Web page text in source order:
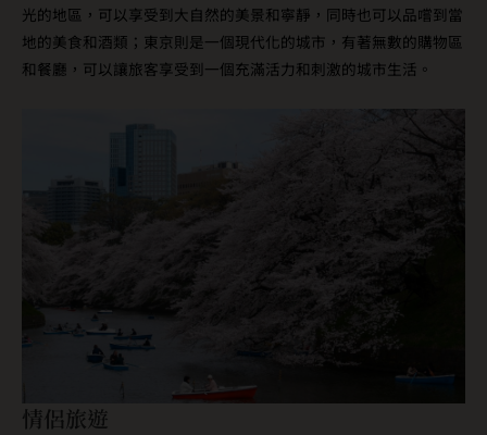
光的地區，可以享受到大自然的美景和寧靜，同時也可以品嚐到當
地的美食和酒類；東京則是一個現代化的城市，有著無數的購物區
和餐廳，可以讓旅客享受到一個充滿活力和刺激的城市生活。
情侶旅遊